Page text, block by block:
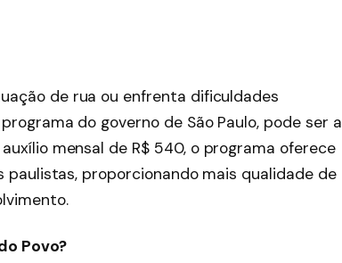
de rua ou enfrenta dificuldades
do governo de São Paulo, pode ser a
mensal de R$ 540, o programa oferece
proporcionando mais qualidade de
Povo?